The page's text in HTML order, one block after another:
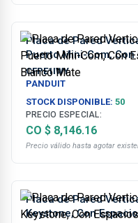
Placa de Pared
Puerto Mini-Com,
Color Blanco Mate
CFPE1IWY
PANDUIT
STOCK DISPONIBLE: 50
PRECIO ESPECIAL:
CO $ 8,146.16
Precio válido hasta agotar
Placa de Pared
Keystone, Con